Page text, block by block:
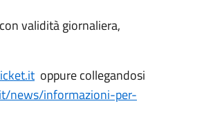
validità giornaliera,
oppure collegandosi
news/informazioni-per-